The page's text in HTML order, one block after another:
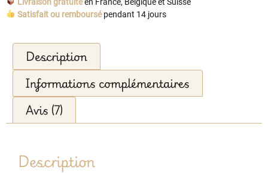
Satisfait ou remboursépendant 14 jours
Description
Informations complémentaires
Avis (7)
Description